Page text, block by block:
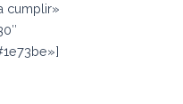
cumplir»